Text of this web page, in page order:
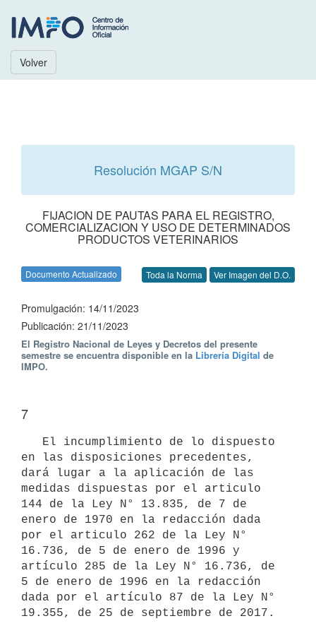
Volver
Resolución MGAP S/N
FIJACION DE PAUTAS PARA EL REGISTRO,
COMERCIALIZACION Y USO DE DETERMINADOS
PRODUCTOS VETERINARIOS
Documento Actualizado Toda la Norma Ver Imagen del D.O.
Promulgación: 14/11/2023
Publicación: 21/11/2023
El Registro Nacional de Leyes y Decretos del presente
semestre se encuentra disponible en la Librería Digital de
IMPO.
7
en las disposiciones precedentes,
dará lugar a la aplicación de las
medidas dispuestas por el articulo
144 de la Ley N° 13.835, de 7 de
enero de 1970 en la redacción dada
por el articulo 262 de la Ley N°
16.736, de 5 de enero de 1996 y
artículo 285 de la Ley N° 16.736, de
5 de enero de 1996 en la redacción
dada por el artículo 87 de la Ley N°